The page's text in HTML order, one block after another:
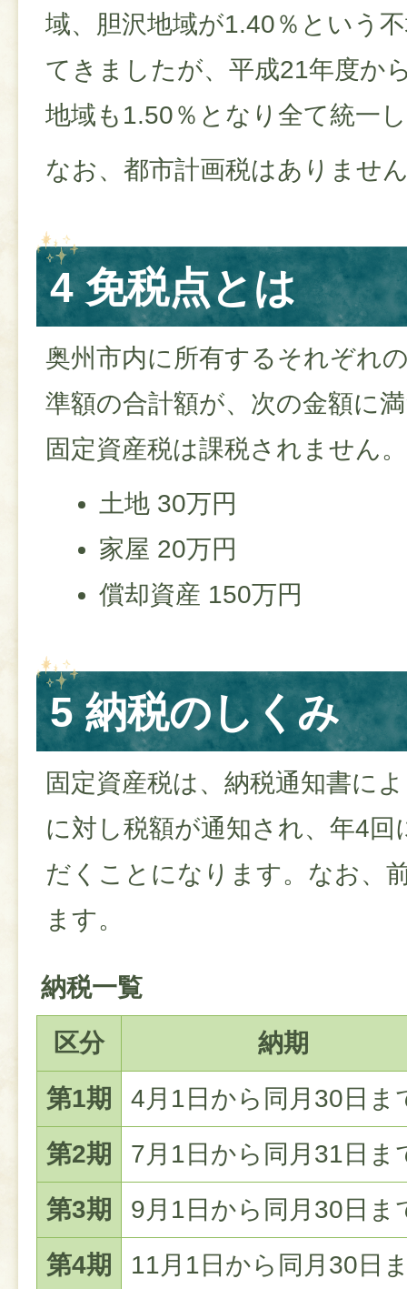
域、胆沢地域が1.40％という
てきましたが、平成21年度か
地域も1.50％となり全て統一
なお、都市計画税はありませ
4 免税点とは
奥州市内に所有するそれぞれ
準額の合計額が、次の金額に
固定資産税は課税されません。
土地 30万円
家屋 20万円
償却資産 150万円
5 納税のしくみ
固定資産税は、納税通知書に
に対し税額が通知され、年4
だくことになります。なお、
ます。
納税一覧
区分
納期
第1期
4月1日から同月30日ま
第2期
7月1日から同月31日ま
第3期
9月1日から同月30日ま
第4期
11月1日から同月30日